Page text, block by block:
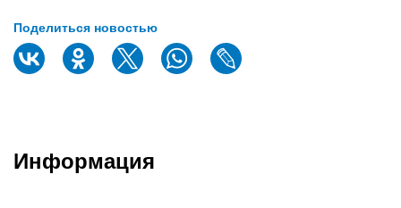
Поделиться новостью
Информация